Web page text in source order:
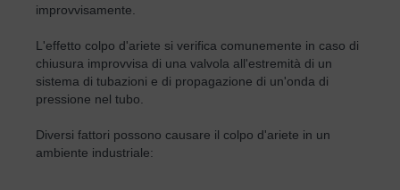
improvvisamente.
L'effetto colpo d'ariete si verifica comunemente in caso di
chiusura improvvisa di una valvola all'estremità di un
sistema di tubazioni e di propagazione di un'onda di
pressione nel tubo.
Diversi fattori possono causare il colpo d'ariete in un
ambiente industriale: